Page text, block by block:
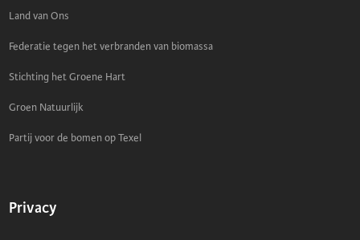
Land van Ons
Federatie tegen het verbranden van biomassa
Stichting het Groene Hart
Groen Natuurlijk
Partij voor de bomen op Texel
Privacy